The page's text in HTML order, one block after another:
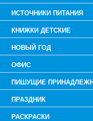
ИСТОЧНИКИ ПИТАНИЯ
КНИЖКИ ДЕТСКИЕ
НОВЫЙ ГОД
ОФИС
ПИШУЩИЕ
ПРАЗДНИК
РАСКРАСКИ